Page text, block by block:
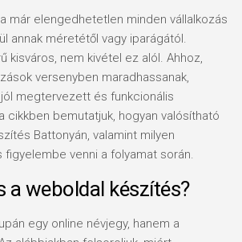
már elengedhetetlen minden vállalkozás
annak méretétől vagy iparágától.
kisváros, nem kivétel ez alól. Ahhoz,
versenyben maradhassanak,
megtervezett és funkcionális
cikkben bemutatjuk, hogyan valósítható
Battonyán, valamint milyen
venni a folyamat során.
weboldal készítés?
egy online névjegy, hanem a